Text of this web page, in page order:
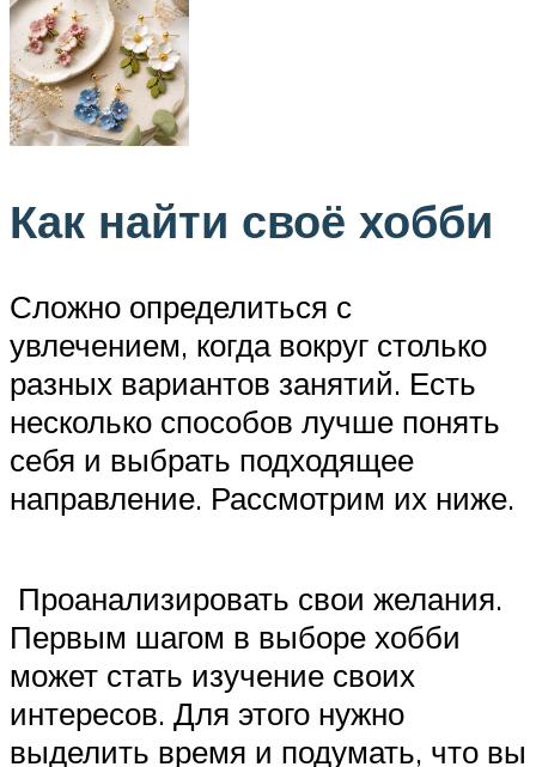
Как найти своё хобби
Сложно определиться с
увлечением, когда вокруг столько
разных вариантов занятий. Есть
несколько способов лучше понять
себя и выбрать подходящее
направление. Рассмотрим их ниже.
Проанализировать свои желания.
Первым шагом в выборе хобби
может стать изучение своих
интересов. Для этого нужно
выделить время и подумать, что вы